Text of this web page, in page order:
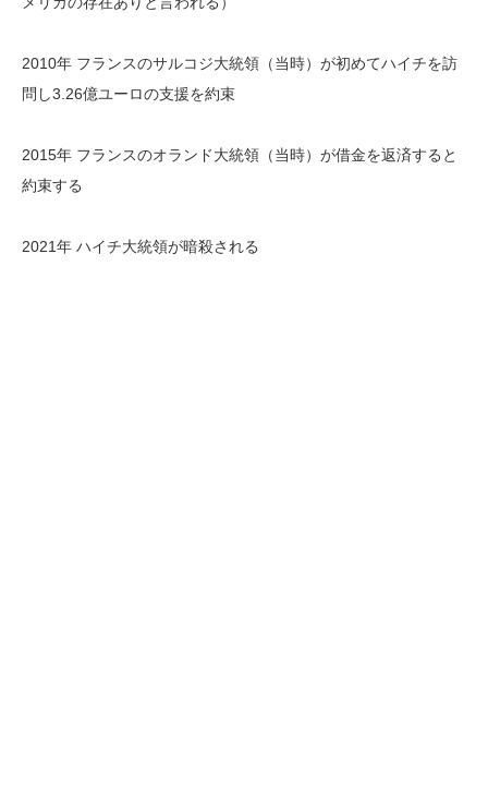
2010年 フランスのサルコジ大統領（当時）が初めてハイチを訪
問し3.26億ユーロの支援を約束
2015年 フランスのオランド大統領（当時）が借金を返済すると
約束する
2021年 ハイチ大統領が暗殺される